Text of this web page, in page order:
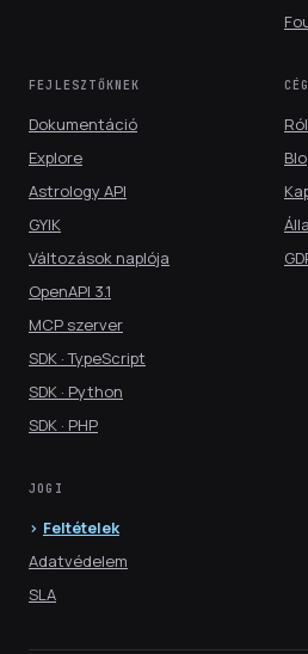
FEJLESZTŐKNEK
Dokumentáció
Explore
Astrology API
GYIK
Változások naplója
OpenAPI 3.1
MCP szerver
SDK · TypeScript
SDK · Python
SDK · PHP
CÉG
JOGI
Feltételek
Adatvédelem
SLA